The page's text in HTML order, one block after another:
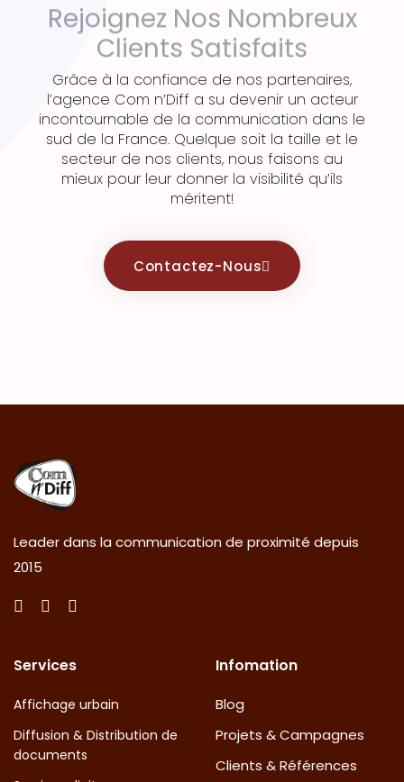
Rejoignez Nos Nombreux
Clients Satisfaits
Grâce à la confiance de nos partenaires,
l’agence Com n’Diff a su devenir un acteur
incontournable de la communication dans le
sud de la France. Quelque soit la taille et le
secteur de nos clients, nous faisons au
mieux pour leur donner la visibilité qu’ils
méritent!
Contactez-Nous
Leader dans la communication de proximité depuis
2015
Services
Affichage urbain
Diffusion & Distribution de
documents
Infomation
Blog
Projets & Campagnes
Clients & Références